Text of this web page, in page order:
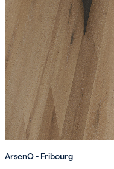
ArsenO - Fribourg